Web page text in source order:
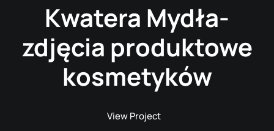
View Project
Kwatera Mydła-
zdjęcia produktowe
kosmetyków